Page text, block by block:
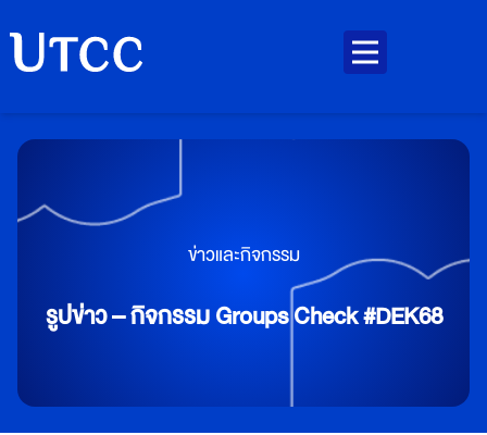
ข่าวและกิจกรรม
รูปข่าว – กิจกรรม Groups Check #DEK68